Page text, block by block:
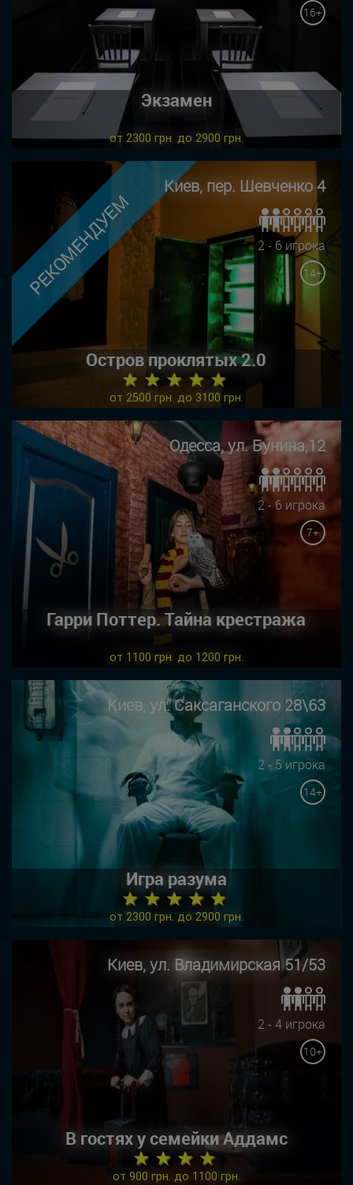
16+
Экзамен
от 2300 грн. до 2900 грн.
РЕКОМЕНДУЕМ
Киев, пер. Шевченко 4
2 - 6 игрока
14+
Остров проклятых 2.0
★ ★ ★ ★ ★
от 2500 грн. до 3100 грн.
Одесса, ул. Бунина,12
2 - 6 игрока
7+
Гарри Поттер. Тайна крестража
от 1100 грн. до 1200 грн.
Киев, ул. Саксаганского 28\63
2 - 5 игрока
14+
Игра разума
★ ★ ★ ★ ★
от 2300 грн. до 2900 грн.
Киев, ул. Владимирская 51/53
2 - 4 игрока
10+
В гостях у семейки Аддамс
★ ★ ★ ★
от 900 грн. до 1100 грн.